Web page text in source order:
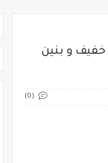
خفيف و بنين
(0)